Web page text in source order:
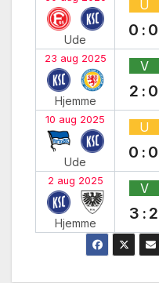
Ude
U
0:0
23 aug 2025
Hjemme
V
2:0
10 aug 2025
Ude
U
0:0
2 aug 2025
Hjemme
V
3:2